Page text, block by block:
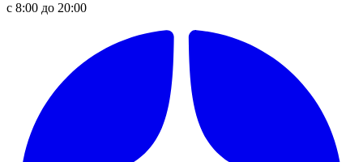
с 8:00 до 20:00